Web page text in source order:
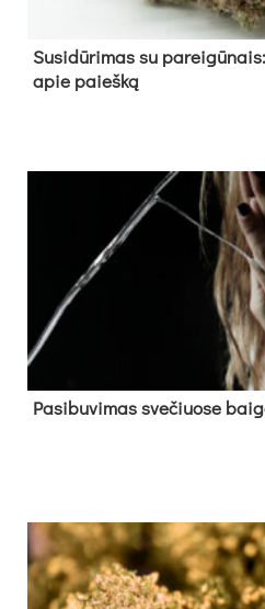
Su­si­dū­ri­mas su
apie paieš­ką
Pa­si­bu­vi­mas sve­čiuo­se